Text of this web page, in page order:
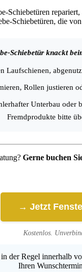
Schiebetüren
Schiebetüren, die
Schiebetür knackt
Laufschienen,
Rollen justieren
Unterbau oder
Fremdprodukte bitte
Gerne buchen
→ Jetzt
Kostenlos.
der Regel innerhalb
Ihren Wunschtermin